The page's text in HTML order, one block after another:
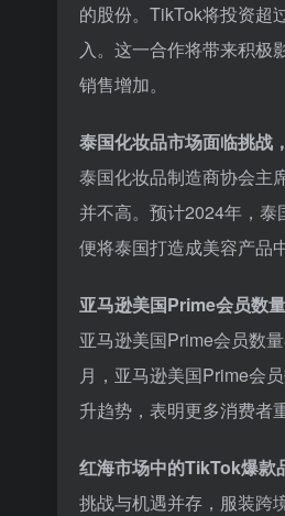
的股份。TikTok将投资超
入。这一合作将带来积极
销售增加。
泰国化妆品市场面临挑战
泰国化妆品制造商协会主
并不高。预计2024年，
便将泰国打造成美容产品
亚马逊美国Prime会员数
亚马逊美国Prime会员数
月，亚马逊美国Prime会
升趋势，表明更多消费者
红海市场中的TikTok爆款
挑战与机遇并存，服装跨